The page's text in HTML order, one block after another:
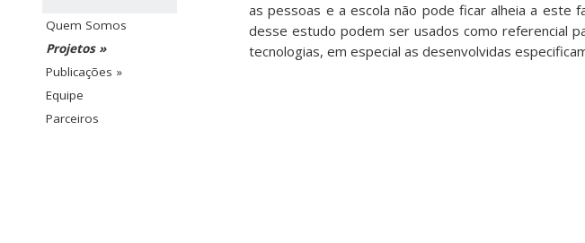
Quem Somos
Projetos »
Publicações »
Equipe
Parceiros
as pessoas e a escola não pode ficar alheia a este
desse estudo podem ser usados como referencial
tecnologias, em especial as desenvolvidas